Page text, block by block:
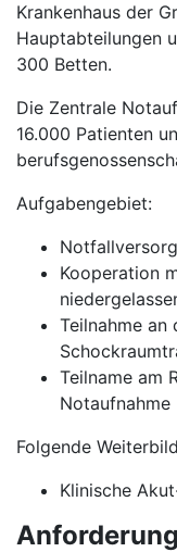
Krankenhaus der
Hauptabteilungen
300 Betten.
Die Zentrale
16.000 Patienten
Aufgabengebiet:
Kooperation
Teilnahme an
Teilname am
Notaufnahme
Folgende
Klinische